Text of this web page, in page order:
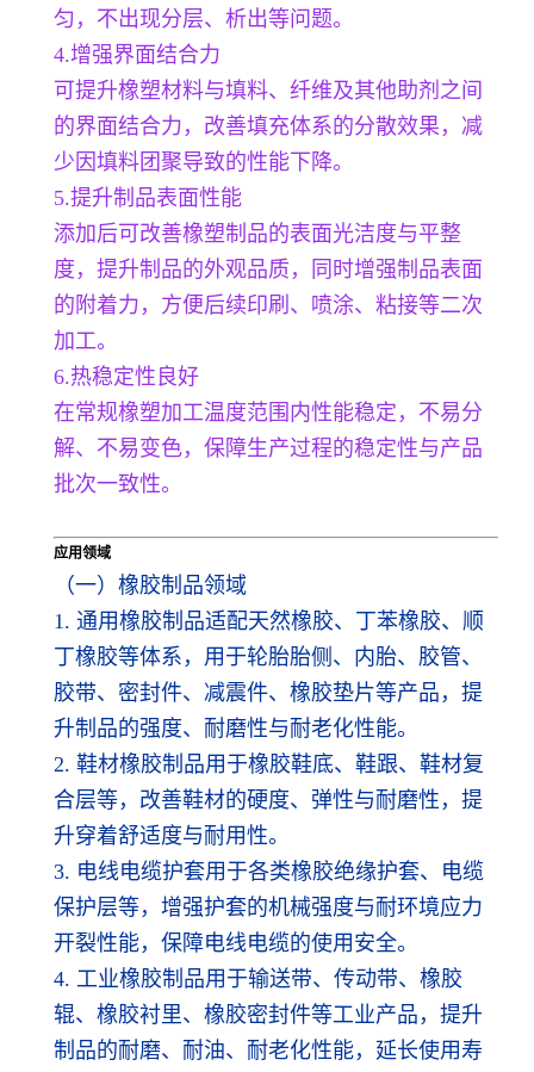
匀，不出现分层、析出等问题。
4.增强界面结合力
可提升橡塑材料与填料、纤维及其他助剂之间
的界面结合力，改善填充体系的分散效果，减
少因填料团聚导致的性能下降。
5.提升制品表面性能
添加后可改善橡塑制品的表面光洁度与平整
度，提升制品的外观品质，同时增强制品表面
的附着力，方便后续印刷、喷涂、粘接等二次
加工。
6.热稳定性良好
在常规橡塑加工温度范围内性能稳定，不易分
解、不易变色，保障生产过程的稳定性与产品
批次一致性。
应用领域
（一）橡胶制品领域
1. 通用橡胶制品适配天然橡胶、丁苯橡胶、顺
丁橡胶等体系，用于轮胎胎侧、内胎、胶管、
胶带、密封件、减震件、橡胶垫片等产品，提
升制品的强度、耐磨性与耐老化性能。
2. 鞋材橡胶制品用于橡胶鞋底、鞋跟、鞋材复
合层等，改善鞋材的硬度、弹性与耐磨性，提
升穿着舒适度与耐用性。
3. 电线电缆护套用于各类橡胶绝缘护套、电缆
保护层等，增强护套的机械强度与耐环境应力
开裂性能，保障电线电缆的使用安全。
4. 工业橡胶制品用于输送带、传动带、橡胶
辊、橡胶衬里、橡胶密封件等工业产品，提升
制品的耐磨、耐油、耐老化性能，延长使用寿